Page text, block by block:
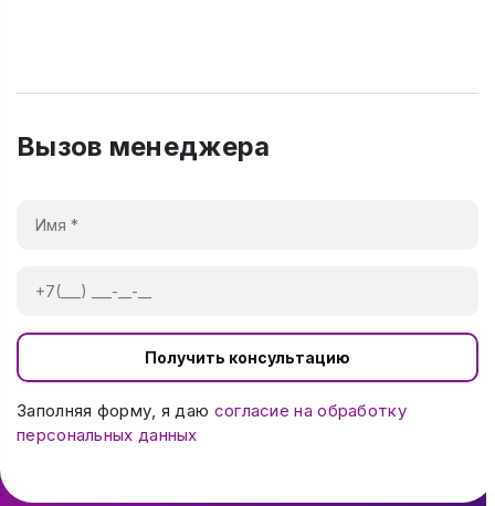
Вызов менеджера
Получить консультацию
Заполняя форму, я даю согласие на обработку
персональных данных